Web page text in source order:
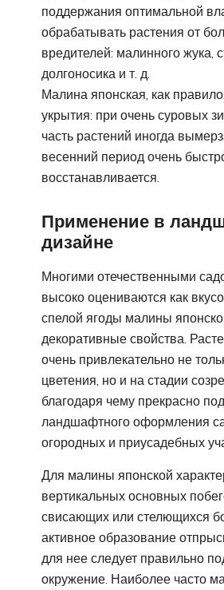
поддержания оптимальной
обрабатывать растения от
вредителей: малинного жука,
долгоносика и т. д.
Малина японская, как
укрытия: при очень суровых
часть растений иногда
весенний период очень
восстанавливается.
Применение в
дизайне
Многими отечественными
высоко оцениваются как
спелой ягоды малины
декора­тивные свойства.
очень привлека­тельно не
цветения, но и на стадии
благодаря чему прекрасно
ландшафтного оформления
огородных и приусадеб­ных
Для малины японской
вертикальных основных
свисающих или стелющихся
активное образование
для нее следует правильно
окружение. Наиболее часто